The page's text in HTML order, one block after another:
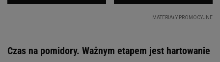
Czas na pomidory. Ważnym etapem jest hartowanie